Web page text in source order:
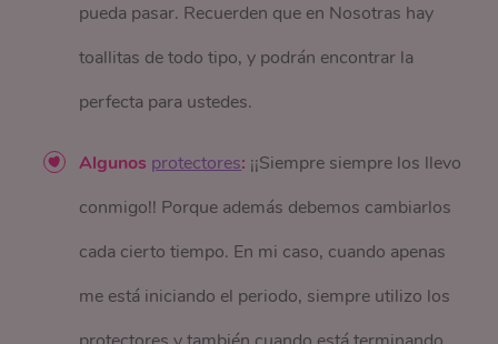
pueda pasar. Recuerden que en Nosotras hay
toallitas de todo tipo, y podrán encontrar la
perfecta para ustedes.
Algunos protectores: ¡¡Siempre siempre los llevo
conmigo!! Porque además debemos cambiarlos
cada cierto tiempo. En mi caso, cuando apenas
me está iniciando el periodo, siempre utilizo los